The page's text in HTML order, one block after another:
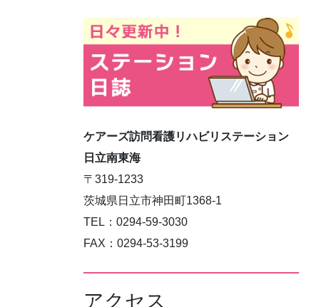
ケアーズ訪問看護リハビリステーション
日立南東海
〒319-1233
茨城県日立市神田町1368-1
TEL：0294-59-3030
FAX：0294-53-3199
アクセス